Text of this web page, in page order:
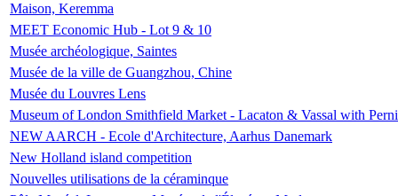
Maison, Keremma
MEET Economic Hub - Lot 9 & 10
Musée archéologique, Saintes
Musée de la ville de Guangzhou, Chine
Musée du Louvres Lens
Museum of London Smithfield Market - Lacaton & Vassal with
NEW AARCH - Ecole d'Architecture, Aarhus Danemark
New Holland island competition
Nouvelles utilisations de la céraminque